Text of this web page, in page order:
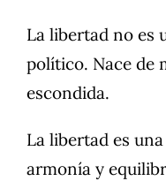
La libertad no es
político. Nace de
escondida.
La libertad es
armonía y